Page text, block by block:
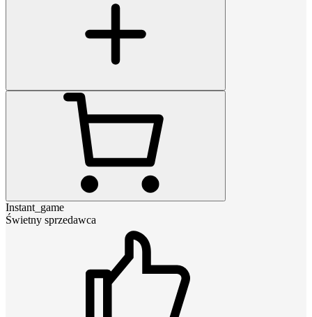
Instant_game
Świetny sprzedawca